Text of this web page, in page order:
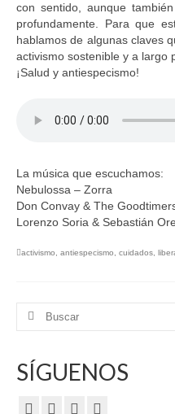
con sentido, aunque
profundamente. Para que
hablamos de algunas claves
activismo sostenible y a largo
¡Salud y antiespecismo!
La música que escuchamos:
Nebulossa – Zorra
Don Convay & The
Lorenzo Soria & Sebastián
activismo antiespecismo cuidados
Buscar
SÍGUENOS